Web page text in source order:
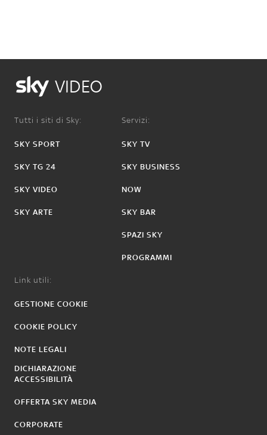
VIDEO
Tutti i siti di Sky:
SKY SPORT
SKY TG 24
SKY VIDEO
SKY ARTE
Servizi:
SKY TV
SKY BUSINESS
NOW
SKY BAR
SPAZI SKY
PROGRAMMI
Link utili:
GESTIONE COOKIE
COOKIE POLICY
NOTE LEGALI
DICHIARAZIONE
ACCESSIBILITÀ
OFFERTA SKY MEDIA
CORPORATE